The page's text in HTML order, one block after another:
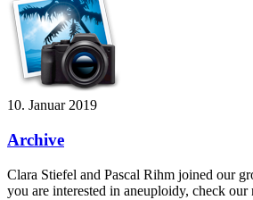
10. Januar 2019
Archive
Clara Stiefel and Pascal Rihm joined our
you are interested in aneuploidy, check our